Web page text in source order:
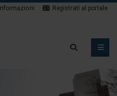
Informazioni
Registrati al portale